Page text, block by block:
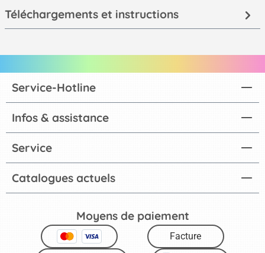
Téléchargements et instructions
Catalogues actuels
Service-Hotline
Infos & assistance
Service
Moyens de paiement
Facture